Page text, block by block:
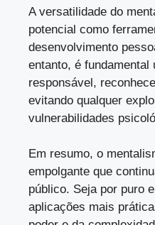
A versatilidade do
potencial como
desenvolvimento
entanto, é
responsável,
evitando qualquer
vulnerabilidades
Em resumo, o
empolgante que
público. Seja por puro
aplicações mais